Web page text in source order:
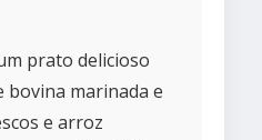
prato delicioso
bovina marinada e
e arroz